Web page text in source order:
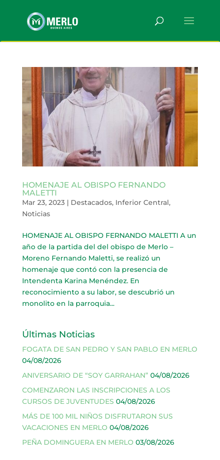
HOMENAJE AL OBISPO FERNANDO
MALETTI
Mar 23, 2023| Destacados, Inferior Central,
Noticias
HOMENAJE AL OBISPO FERNANDO MALETTI A un
año de la partida del del obispo de Merlo –
Moreno Fernando Maletti, se realizó un
homenaje que contó con la presencia de
Intendenta Karina Menéndez. En
reconocimiento a su labor, se descubrió un
monolito en la parroquia...
Últimas Noticias
FOGATA DE SAN PEDRO Y SAN PABLO EN MERLO
04/08/2026
ANIVERSARIO DE “SOY GARRAHAN” 04/08/2026
COMENZARON LAS INSCRIPCIONES A LOS
CURSOS DE JUVENTUDES 04/08/2026
MÁS DE 100 MIL NIÑOS DISFRUTARON SUS
VACACIONES EN MERLO 04/08/2026
PEÑA DOMINGUERA EN MERLO 03/08/2026